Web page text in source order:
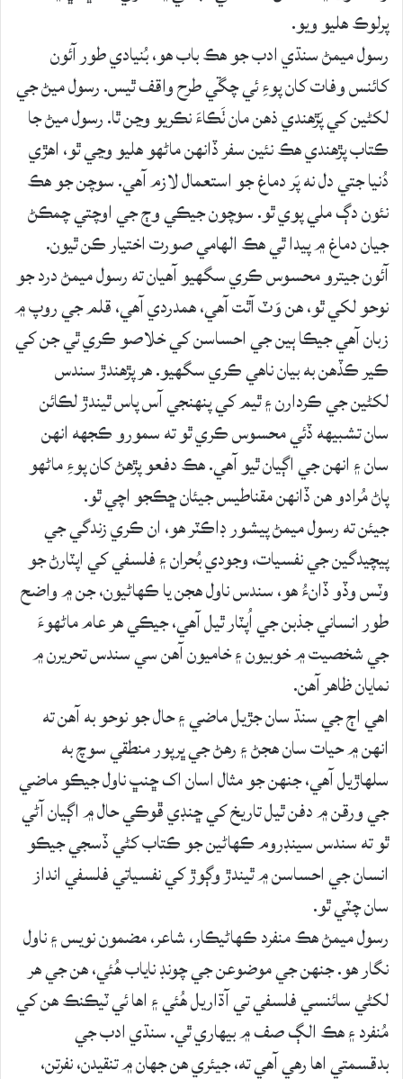
پرلوڪ هليو ويو.
رسول ميمڻ سنڌي ادب جو هڪ باب هو، بُنيادي طور آئون
کائنس وفات کان پوءِ ئي چڱي طرح واقف ٿيس. رسول ميڻ جي
لکڻين کي پَڙهندي ذهن مان ٺَڪاءَ نڪريو وڃن ٿا. رسول ميڻ جا
ڪتاب پڙهندي هڪ نئين سفر ڏانهن ماڻهو هليو وڃي ٿو، اهڙي
دُنيا جتي دل نه پَر دماغ جو استعمال لازم آهي. سوچن جو هڪ
نئون دڳ ملي پوي ٿو. سوچون جيڪي وڄ جي اوچتي چمڪڻ
جيان دماغ ۾ پيدا ٿي هڪ الهامي صورت اختيار ڪن ٿيون.
آئون جيترو محسوس ڪري سگهيو آهيان ته رسول ميمڻ درد جو
نوحو لکي ٿو، هن وَٽ آٿت آهي، همدردي آهي، قلم جي روپ ۾
زبان آهي جيڪا ٻين جي احساسن کي خلاصو ڪري ٿي جن کي
ڪير ڪڏهن به بيان ناهي ڪري سگهيو. هر پڙهندڙ سندس
لکڻين جي ڪردارن ۽ ٿيم کي پنهنجي آس پاس ٿيندڙ لڪائن
سان تشبيهه ڏئي محسوس ڪري ٿو ته سمورو ڪجهه انهن
سان ۽ انهن جي اڳيان ٿيو آهي. هڪ دفعو پڙهڻ کان پوءِ ماڻهو
پاڻ مُرادو هن ڏانهن مقناطيس جيئان ڇڪجو اچي ٿو.
جيئن ته رسول ميمڻ پيشور ڊاڪٽر هو، ان ڪري زندگي جي
پيچيدگين جي نفسيات، وجودي بُحران ۽ فلسفي کي اپٽارڻ جو
وٽس وڏو ڏانءُ هو، سندس ناول هجن يا ڪھاڻيون، جن ۾ واضح
طور انساني جذبن جي اُپٽار ٿيل آهي، جيڪي هر عام ماڻهوءَ
جي شخصيت ۾ خوبيون ۽ خاميون آهن سي سندس تحريرن ۾
نمايان ظاهر آهن.
اهي اڄ جي سنڌ سان جڙيل ماضي ۽ حال جو نوحو به آهن ته
انهن ۾ حيات سان هجڻ ۽ رهڻ جي ڀرپور منطقي سوچ به
سلهاڙيل آهي، جنهن جو مثال اسان اک ڇنڀ ناول جيڪو ماضي
جي ورقن ۾ دفن ٿيل تاريخ کي ڇنڊي ڦوڪي حال ۾ اڳيان آڻي
ٿو ته سندس سينڊروم ڪهاڻين جو ڪتاب کڻي ڏسجي جيڪو
انسان جي احساسن ۾ ٿيندڙ وڳوڙ کي نفسياتي فلسفي انداز
سان چٽي ٿو.
رسول ميمڻ هڪ منفرد ڪهاڻيڪار، شاعر، مضمون نويس ۽ ناول
نگار هو. جنهن جي موضوعن جي چونڊ ناياب هُئي، هن جي هر
لکڻي سائنسي فلسفي تي آڌاريل هُئي ۽ اها ئي ٽيڪنڪ هن کي
مُنفرد ۽ هڪ الڳ صف ۾ بيهاري ٿي. سنڌي ادب جي
بدقسمتي اها رهي آهي ته، جيئري هن جهان ۾ تنقيدن، نفرتن،